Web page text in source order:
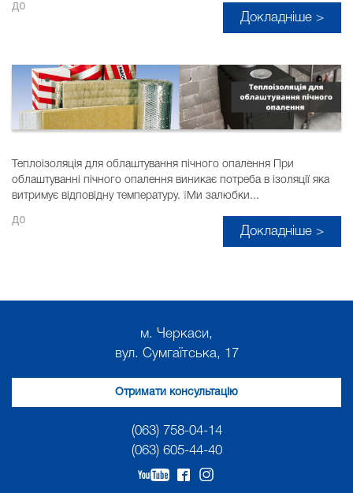
до
Докладніше >
Теплоізоляція для облаштування пічного опалення При
облаштуванні пічного опалення виникає потреба в ізоляції яка
витримує відповідну температуру. ❕Ми залюбки...
до
Докладніше >
м. Черкаси,
вул. Сумгаїтська, 17
Отримати консультацію
(063) 758-04-14
(063) 605-44-40